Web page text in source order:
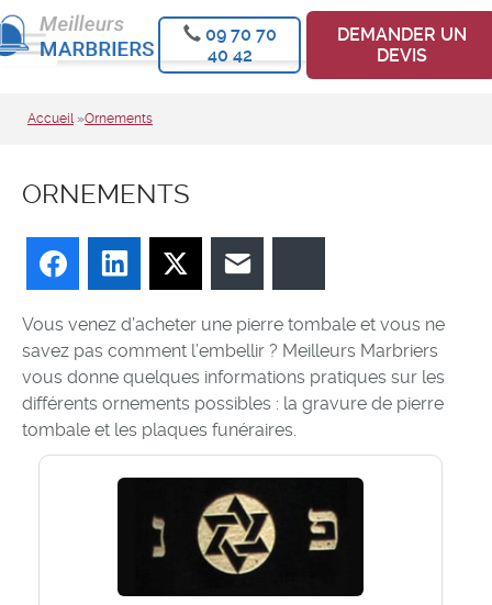
09 70 70
40 42
DEMANDER UN
DEVIS
Accueil»Ornements
ORNEMENTS
FacebookLinkedIn Twitter
Vous venez d’acheter une pierre tombale et vous ne
savez pas comment l’embellir ? Meilleurs Marbriers
vous donne quelques informations pratiques sur les
différents ornements possibles : la gravure de pierre
tombale et les plaques funéraires.